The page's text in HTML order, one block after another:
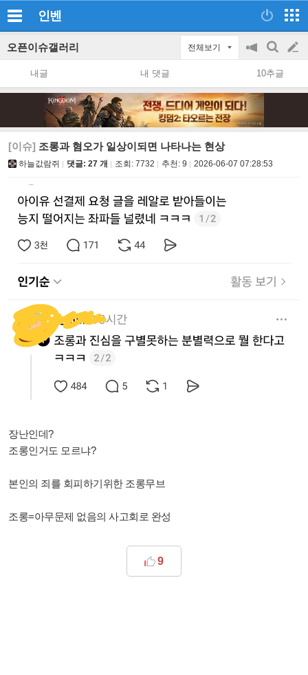
인벤
오픈이슈갤러리 전체보기
공
지
on/off
검
색
글
쓰
내글 내 댓글 10추글
[이슈] 조롱과 혐오가 일상이되면 나타나는 현상
하늘값람쥐 댓글: 27 개 조회: 7732 추천: 9 2026-06-07 07:28:53
장난인데?
조롱인거도 모르냐?
본인의 죄를 회피하기위한 조롱무브
조롱=아무문제 없음의 사고회로 완성
9